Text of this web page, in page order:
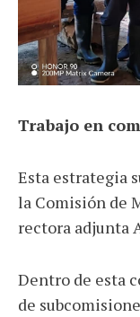
Trabajo en
Esta estrategia
la Comisión de
rectora adjunta
Dentro de esta
de